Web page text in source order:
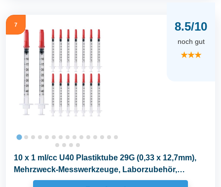
7 8.5/10
noch gut
★★★
10 x 1 ml/cc U40 Plastiktube 29G (0,33 x 12,7mm),
Mehrzweck-Messwerkzeuge, Laborzubehör,
Einzeln...